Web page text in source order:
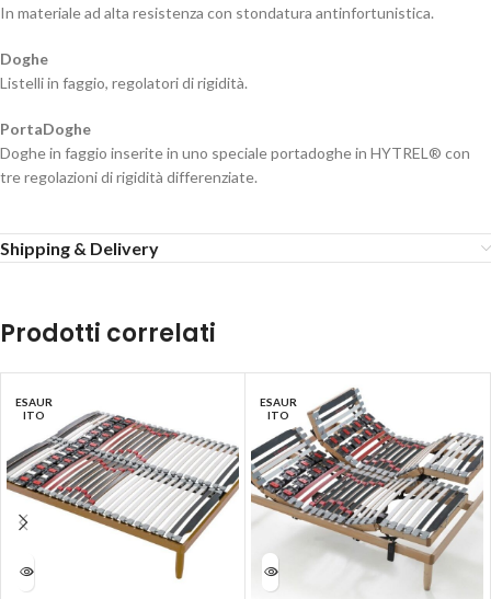
In materiale ad alta resistenza con stondatura antinfortunistica.
Doghe
Listelli in faggio, regolatori di rigidità.
PortaDoghe
Doghe in faggio inserite in uno speciale portadoghe in HYTREL® con
tre regolazioni di rigidità differenziate.
Shipping & Delivery
Prodotti correlati
ESAUR
ITO
ESAUR
ITO